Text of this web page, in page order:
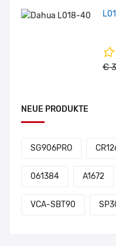
€
NEUE PRODUKTE
SG906PRO
061384 A1672
VCA-SBT90